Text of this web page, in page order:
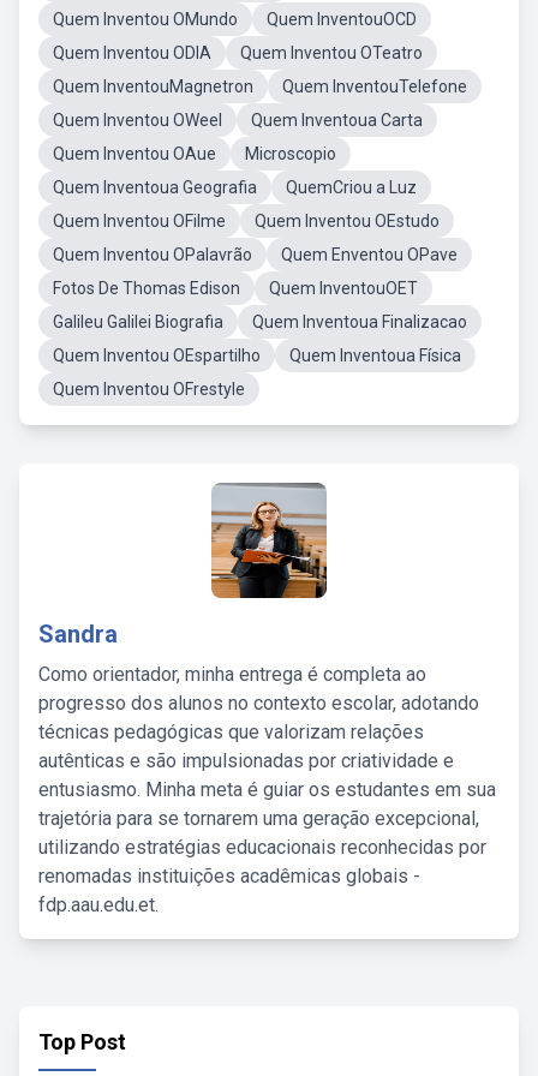
Quem Inventou OMundo
Quem InventouOCD
Quem Inventou ODIA
Quem Inventou OTeatro
Quem InventouMagnetron
Quem InventouTelefone
Quem Inventou OWeel
Quem Inventoua Carta
Quem Inventou OAue
Microscopio
Quem Inventoua Geografia
QuemCriou a Luz
Quem Inventou OFilme
Quem Inventou OEstudo
Quem Inventou OPalavrão
Quem Enventou OPave
Fotos De Thomas Edison
Quem InventouOET
Galileu Galilei Biografia
Quem Inventoua Finalizacao
Quem Inventou OEspartilho
Quem Inventoua Física
Quem Inventou OFrestyle
Sandra
Como orientador, minha entrega é completa ao
progresso dos alunos no contexto escolar, adotando
técnicas pedagógicas que valorizam relações
autênticas e são impulsionadas por criatividade e
entusiasmo. Minha meta é guiar os estudantes em sua
trajetória para se tornarem uma geração excepcional,
utilizando estratégias educacionais reconhecidas por
renomadas instituições acadêmicas globais -
fdp.aau.edu.et.
Top Post